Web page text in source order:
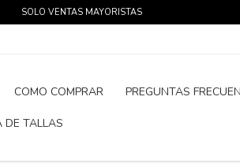
SOLO VENTAS MAYORISTAS
COMO COMPRAR PREGUNTAS
DE TALLAS